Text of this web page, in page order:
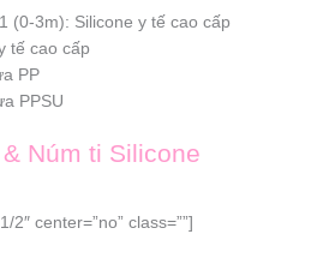
(0-3m): Silicone y tế cao cấp
tế cao cấp
PP
PPSU
Núm ti Silicone
center=”no” class=””]